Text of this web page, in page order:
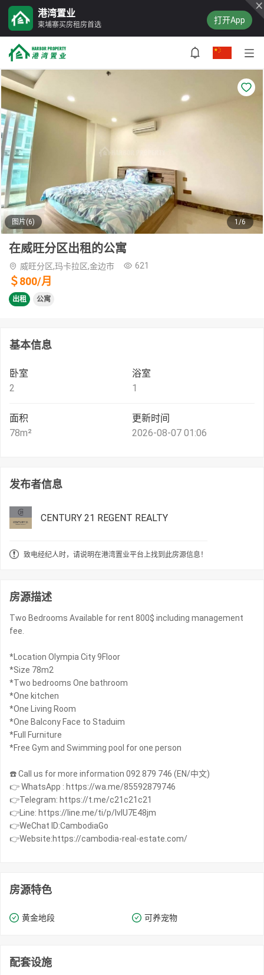
港湾置业
柬埔寨买房租房首选 打开App
图片(6) 1/6
在威旺分区出租的公寓
威旺分区,玛卡拉区,金边市 621
＄800/月
出租 公寓
基本信息
卧室
2
浴室
1
面积
78m²
更新时间
2026-08-07 01:06
发布者信息
CENTURY 21 REGENT REALTY
致电经纪人时，请说明在港湾置业平台上找到此房源信息！
房源描述
Two Bedrooms Available for rent 800$ including management
fee.
*Location Olympia City 9Floor
*Size 78m2
*Two bedrooms One bathroom
*One kitchen
*One Living Room
*One Balcony Face to Staduim
*Full Furniture
*Free Gym and Swimming pool for one person
☎️ Call us for more information 092 879 746 (EN/中文)
👉 WhatsApp : https://wa.me/85592879746
👉Telegram: https://t.me/c21c21c21
👉Line: https://line.me/ti/p/IvIU7E48jm
👉WeChat ID:CambodiaGo
👉Website:https://cambodia-real-estate.com/
房源特色
黄金地段 可养宠物
配套设施